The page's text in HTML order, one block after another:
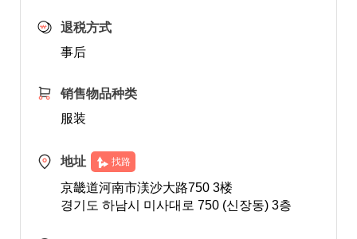
退税方式
事后
销售物品种类
服装
地址 找路
京畿道河南市渼沙大路750 3楼
경기도 하남시 미사대로 750 (신장동) 3층